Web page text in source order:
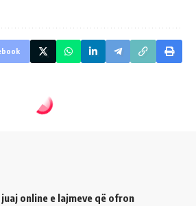
online e lajmeve që ofron